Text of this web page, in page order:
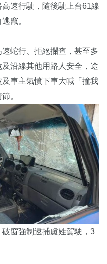
速行駛，隨後駛上台61線
竄。
蛇行、拒絕攔查，甚至多
沿線其他用路人安全，途
車主氣憤下車大喊「撞我
。
窗強制逮捕盧姓駕駛，3